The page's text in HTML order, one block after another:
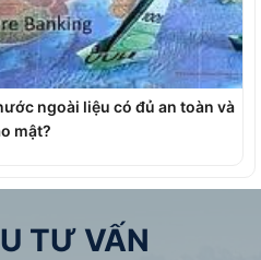
ngoài liệu có đủ an toàn và
mật?
TƯ VẤN